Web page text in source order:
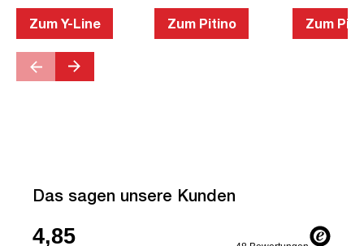
Zum Y-Line Zum Pitino Zum
Das sagen unsere Kunden